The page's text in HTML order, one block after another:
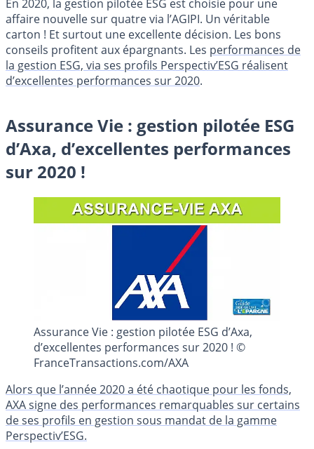
En 2020, la gestion pilotée ESG est choisie pour une
affaire nouvelle sur quatre via l’AGIPI. Un véritable
carton ! Et surtout une excellente décision. Les bons
conseils profitent aux épargnants. Les performances de
la gestion ESG, via ses profils Perspectiv’ESG réalisent
d’excellentes performances sur 2020.
Assurance Vie : gestion pilotée ESG
d’Axa, d’excellentes performances
sur 2020 !
Assurance Vie : gestion pilotée ESG d’Axa,
d’excellentes performances sur 2020 ! ©
FranceTransactions.com/AXA
Alors que l’année 2020 a été chaotique pour les fonds,
AXA signe des performances remarquables sur certains
de ses profils en gestion sous mandat de la gamme
Perspectiv’ESG.